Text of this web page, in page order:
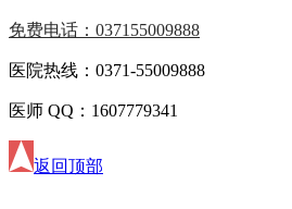
免费电话：037155009888
医院热线：0371-55009888
医师 QQ：1607779341
返回顶部